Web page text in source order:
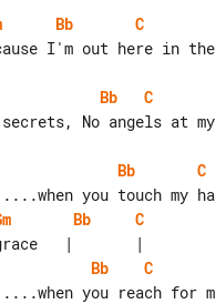
Bb
C
I'm out here in the
Bb
C
No angels at my
Bb
C
Bb
C
Bb
C